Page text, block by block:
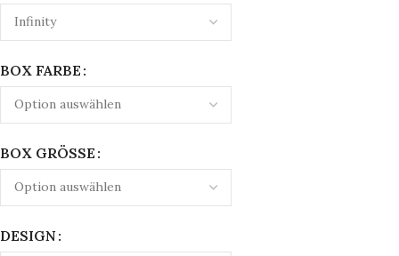
BOX FARBE
BOX GRÖSSE
DESIGN